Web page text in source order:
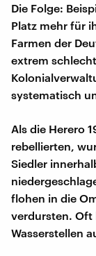
Die Folge:
Platz mehr für
Farmen der
extrem
systematisch
Als die Herero
rebellierten,
Siedler
flohen in die
verdursten. Oft
Wasserstellen